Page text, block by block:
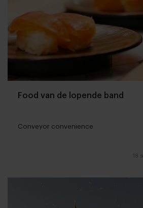
Food van de lopende band
Conveyor convenience
18